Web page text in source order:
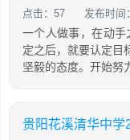
点击：57 发布时间
一个人做事，在动
定之后，就要认定目
坚毅的态度。开始努
贵阳花溪清华中学